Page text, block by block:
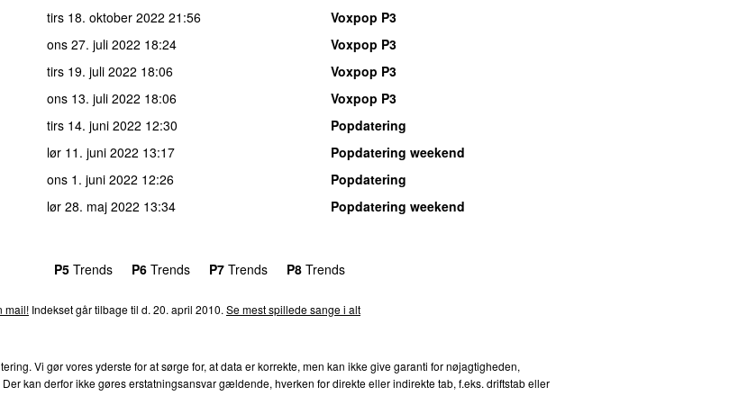
tirs 18. oktober 2022 21:56
Voxpop P3
ons 27. juli 2022 18:24
Voxpop P3
tirs 19. juli 2022 18:06
Voxpop P3
ons 13. juli 2022 18:06
Voxpop P3
tirs 14. juni 2022 12:30
Popdatering
lør 11. juni 2022 13:17
Popdatering weekend
ons 1. juni 2022 12:26
Popdatering
lør 28. maj 2022 13:34 Popdatering weekend
P5 Trends P6 Trends P7 Trends P8 Trends
mail! Indekset går tilbage til d. 20. april 2010. Se mest spillede sange i alt
Vi gør vores yderste for at sørge for, at data er korrekte, men kan ikke give garanti for nøjagtigheden,
kan derfor ikke gøres erstatningsansvar gældende, hverken for direkte eller indirekte tab, f.eks. driftstab eller